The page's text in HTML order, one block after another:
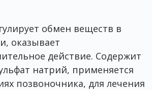
обмен веществ в
оказывает
действие. Содержит
натрий, применяется
позвоночника, для лечения